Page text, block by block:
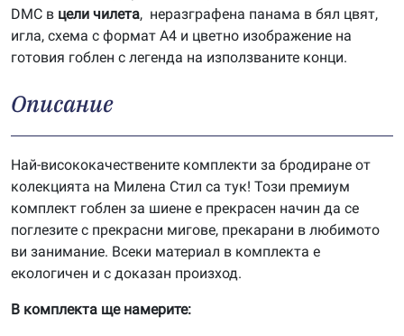
DMC в цели чилета, неразграфена панама в бял цвят,
игла, схема с формат А4 и цветно изображение на
готовия гоблен с легенда на използваните конци.
Описание
Най-висококачествените комплекти за бродиране от
колекцията на Милена Стил са тук! Този премиум
комплект гоблен за шиене е прекрасен начин да се
поглезите с прекрасни мигове, прекарани в любимото
ви занимание. Всеки материал в комплекта е
екологичен и с доказан произход.
В комплекта ще намерите: